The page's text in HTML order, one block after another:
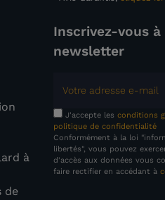
à
de
Inscrivez-vous
newsletter
J'accepte les conditions
politique de confidentialité
Conformément à la loi
libertés", vous pouvez
d'accès aux données vous
faire rectifier en accédant à